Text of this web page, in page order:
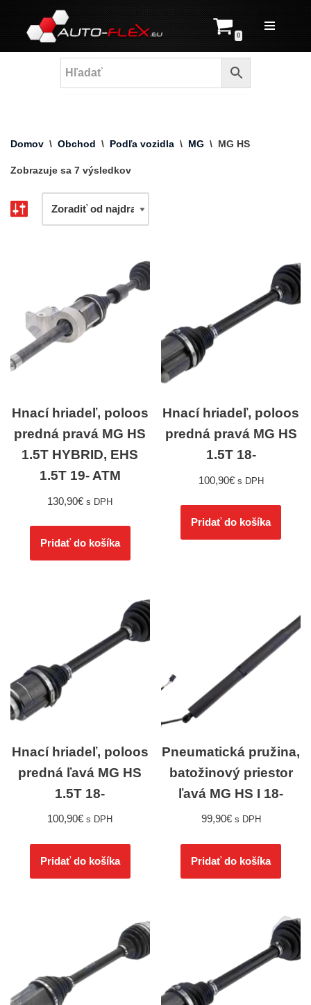
Prejsť
na
0
Domov \ Obchod \ Podľa vozidla \ MG \ MG HS
Zobrazuje sa 7 výsledkov
Hnací hriadeľ, poloos
predná pravá MG HS
1.5T HYBRID, EHS
1.5T 19- ATM
130,90€ s DPH
Pridať do košíka
Hnací hriadeľ, poloos
predná pravá MG HS
1.5T 18-
100,90€ s DPH
Pridať do košíka
Hnací hriadeľ, poloos
predná ľavá MG HS
1.5T 18-
100,90€ s DPH
Pridať do košíka
Pneumatická pružina,
batožinový priestor
ľavá MG HS I 18-
99,90€ s DPH
Pridať do košíka